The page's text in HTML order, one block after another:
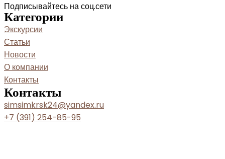
Подписывайтесь на соц.сети
Категории
Экскурсии
Статьи
Новости
О компании
Контакты
Контакты
simsimkrsk24@yandex.ru
+7 (391) 254-85-95